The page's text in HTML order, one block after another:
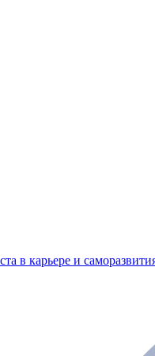
в карьере и